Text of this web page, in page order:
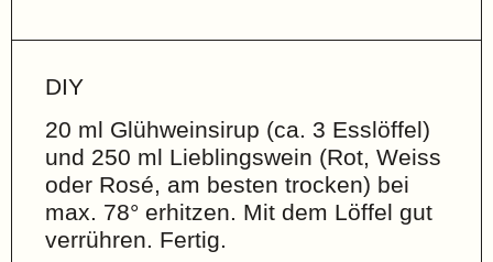
DIY
20 ml Glühweinsirup (ca. 3 Esslöffel)
und 250 ml Lieblingswein (Rot, Weiss
oder Rosé, am besten trocken) bei
max. 78° erhitzen. Mit dem Löffel gut
verrühren. Fertig.